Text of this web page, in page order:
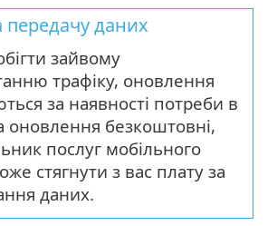
передачу даних
зайвому
трафіку, оновлення
за наявності потреби в
оновлення безкоштовні,
послуг мобільного
стягнути з вас плату за
даних.